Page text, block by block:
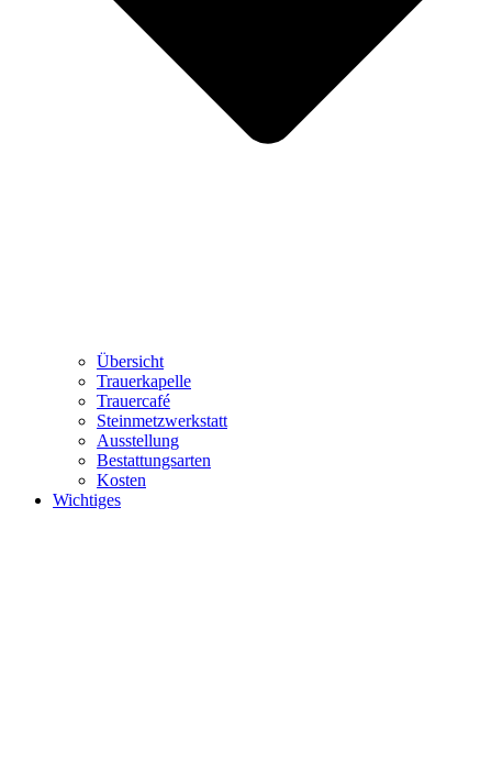
Übersicht
Trauerkapelle
Trauercafé
Steinmetzwerkstatt
Ausstellung
Bestattungsarten
Kosten
Wichtiges